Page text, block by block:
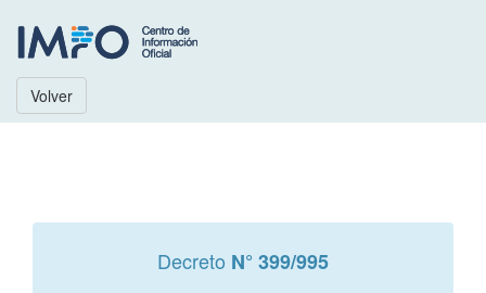
Volver
Decreto N° 399/995